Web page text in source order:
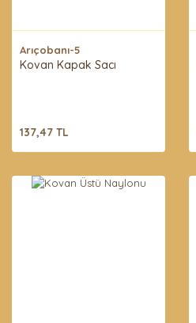
Arıçobanı-5
Kovan Kapak Sacı
137,47 TL